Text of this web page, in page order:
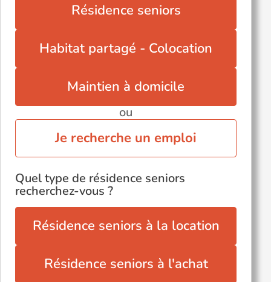
Résidence seniors
Habitat partagé - Colocation
Maintien à domicile
ou
Je recherche un emploi
Quel type de résidence seniors
recherchez-vous ?
Résidence seniors à la location
Résidence seniors à l'achat